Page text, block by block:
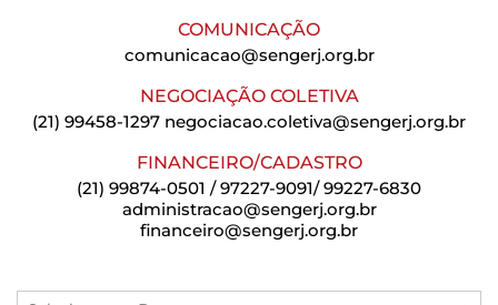
COMUNICAÇÃO
comunicacao@sengerj.org.br
NEGOCIAÇÃO COLETIVA
(21) 99458-1297 negociacao.coletiva@sengerj.org.br
FINANCEIRO/CADASTRO
(21) 99874-0501 / 97227-9091/ 99227-6830
administracao@sengerj.org.br
financeiro@sengerj.org.br